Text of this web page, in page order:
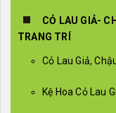
CỎ LAU GIẢ-
TRANG TRÍ
Cỏ Lau Giả,
Kệ Hoa Cỏ Lau